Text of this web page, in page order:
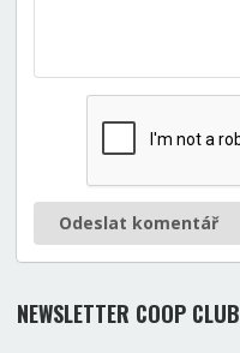
Odeslat komentář
NEWSLETTER COOP CLUB